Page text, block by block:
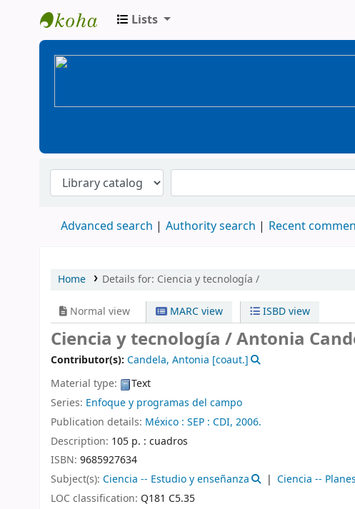
BiblioGTQ
Lists
Advanced search Authority search Recent
Home Details for: Ciencia y tecnología /
Normal view MARC view ISBD view
Ciencia y tecnología /Antonia
Contributor(s): Candela, Antonia [coaut.]
Material type:
Text
Series: Enfoque y programas del campo
Publication details: México : SEP : CDI, 2006.
Description: 105 p. : cuadros
ISBN: 9685927634
Subject(s): Ciencia -- Estudio y enseñanza Ciencia --
LOC classification: Q181 C5.35